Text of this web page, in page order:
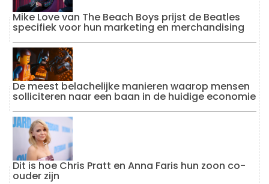
Mike Love van The Beach Boys prijst de Beatles
specifiek voor hun marketing en merchandising
De meest belachelijke manieren waarop mensen
solliciteren naar een baan in de huidige economie
Dit is hoe Chris Pratt en Anna Faris hun zoon co-
ouder zijn